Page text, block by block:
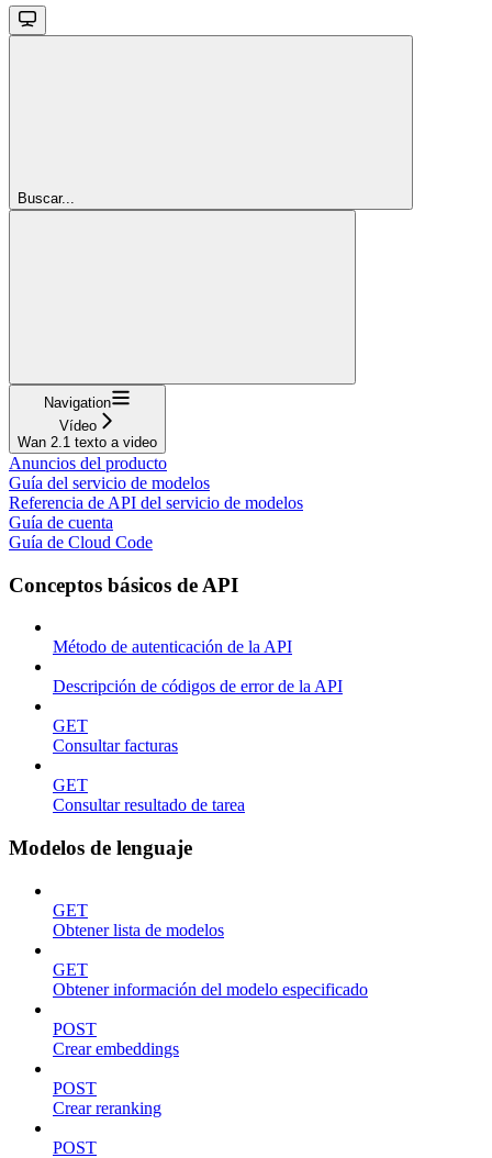
Buscar...
Navigation
Vídeo
Wan 2.1 texto a video
Anuncios del producto
Guía del servicio de modelos
Referencia de API del servicio de modelos
Guía de cuenta
Guía de Cloud Code
Conceptos básicos de API
Método de autenticación de la API
Descripción de códigos de error de la API
GET
Consultar facturas
GET
Consultar resultado de tarea
Modelos de lenguaje
GET
Obtener lista de modelos
GET
Obtener información del modelo especificado
POST
Crear embeddings
POST
Crear reranking
POST